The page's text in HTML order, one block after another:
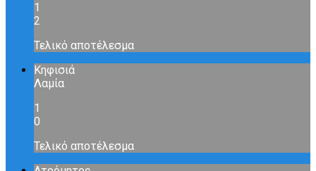
1
2
Τελικό αποτέλεσμα
Κηφισιά
Λαμία
1
0
Τελικό αποτέλεσμα